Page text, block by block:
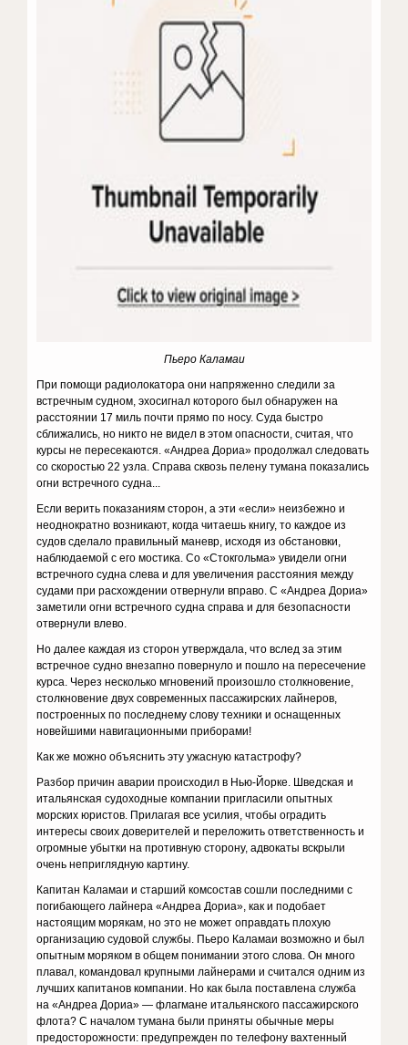
Пьеро Каламаи
При помощи радиолокатора они напряженно следили за
встречным судном, эхосигнал которого был обнаружен на
расстоянии 17 миль почти прямо по носу. Суда быстро
сближались, но никто не видел в этом опасности, считая, что
курсы не пересекаются. «Андреа Дориа» продолжал следовать
со скоростью 22 узла. Справа сквозь пелену тумана показались
огни встречного судна...
Если верить показаниям сторон, а эти «если» неизбежно и
неоднократно возникают, когда читаешь книгу, то каждое из
судов сделало правильный маневр, исходя из обстановки,
наблюдаемой с его мостика. Со «Стокгольма» увидели огни
встречного судна слева и для увеличения расстояния между
судами при расхождении отвернули вправо. С «Андреа Дориа»
заметили огни встречного судна справа и для безопасности
отвернули влево.
Но далее каждая из сторон утверждала, что вслед за этим
встречное судно внезапно повернуло и пошло на пересечение
курса. Через несколько мгновений произошло столкновение,
столкновение двух современных пассажирских лайнеров,
построенных по последнему слову техники и оснащенных
новейшими навигационными приборами!
Как же можно объяснить эту ужасную катастрофу?
Разбор причин аварии происходил в Нью-Йорке. Шведская и
итальянская судоходные компании пригласили опытных
морских юристов. Прилагая все усилия, чтобы оградить
интересы своих доверителей и переложить ответственность и
огромные убытки на противную сторону, адвокаты вскрыли
очень неприглядную картину.
Капитан Каламаи и старший комсостав сошли последними с
погибающего лайнера «Андреа Дориа», как и подобает
настоящим морякам, но это не может оправдать плохую
организацию судовой службы. Пьеро Каламаи возможно и был
опытным моряком в общем понимании этого слова. Он много
плавал, командовал крупными лайнерами и считался одним из
лучших капитанов компании. Но как была поставлена служба
на «Андреа Дориа» — флагмане итальянского пассажирского
флота? С началом тумана были приняты обычные меры
предосторожности: предупрежден по телефону вахтенный